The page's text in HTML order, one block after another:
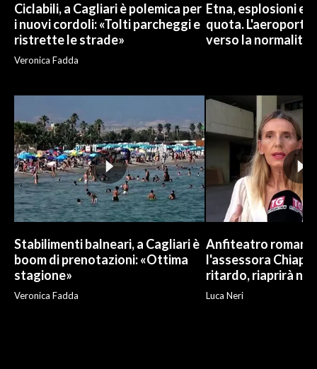
Ciclabili, a Cagliari è polemica per
i nuovi cordoli: «Tolti parcheggi e
ristrette le strade»
Veronica Fadda
Etna, esplosioni e
quota. L'aeroporto
verso la normalità
Stabilimenti balneari, a Cagliari è
boom di prenotazioni: «Ottima
stagione»
Veronica Fadda
Anfiteatro romano
l'assessora
ritardo, riaprirà nel
Luca Neri